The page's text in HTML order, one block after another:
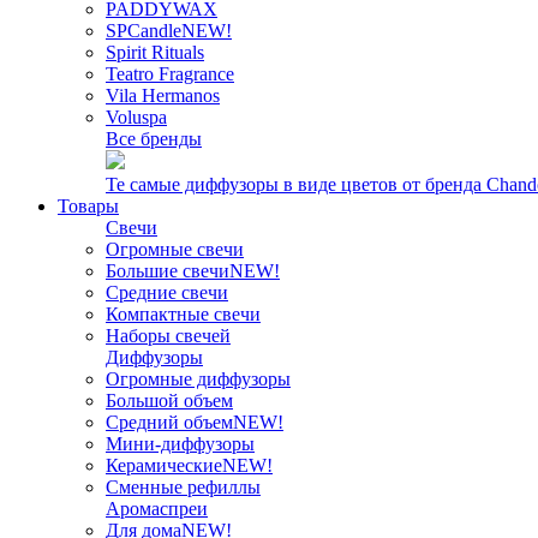
PADDYWAX
SPCandleNEW!
Spirit Rituals
Teatro Fragrance
Vila Hermanos
Voluspa
Все бренды
Те самые диффузоры в виде цветов от бренда
Товары
Свечи
Огромные свечи
Большие свечиNEW!
Средние свечи
Компактные свечи
Наборы свечей
Диффузоры
Огромные диффузоры
Большой объем
Средний объемNEW!
Мини-диффузоры
КерамическиеNEW!
Сменные рефиллы
Аромаспреи
Для домаNEW!